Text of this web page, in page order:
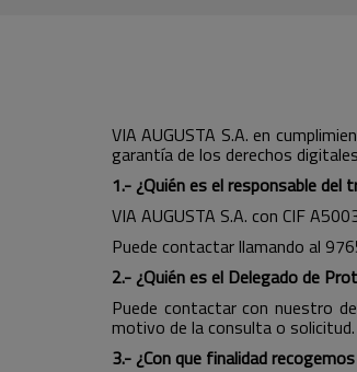
VIA AUGUSTA S.A. en
garantía de los derechos
1.- ¿Quién es el responsable del
VIA AUGUSTA S.A. con CIF
Puede contactar llamando al
2.- ¿Quién es el Delegado de
Puede contactar con nuestro
motivo de la consulta o solicitud.
3.- ¿Con que finalidad